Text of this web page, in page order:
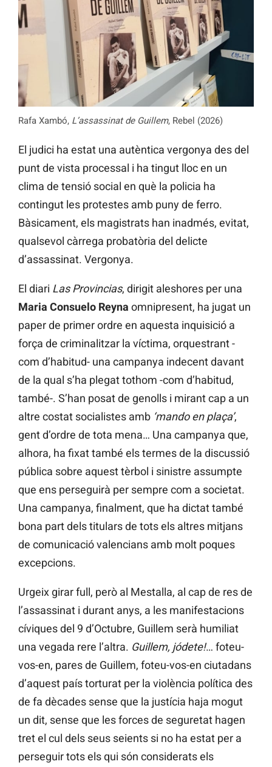
Rafa Xambó, L’assassinat de Guillem, Rebel (2026)
El judici ha estat una autèntica vergonya des del
punt de vista processal i ha tingut lloc en un
clima de tensió social en què la policia ha
contingut les protestes amb puny de ferro.
Bàsicament, els magistrats han inadmés, evitat,
qualsevol càrrega probatòria del delicte
d’assassinat. Vergonya.
El diari Las Provincias, dirigit aleshores per una
Maria Consuelo Reyna omnipresent, ha jugat un
paper de primer ordre en aquesta inquisició a
força de criminalitzar la víctima, orquestrant -
com d’habitud- una campanya indecent davant
de la qual s’ha plegat tothom -com d’habitud,
també-. S’han posat de genolls i mirant cap a un
altre costat socialistes amb ‘mando en plaça’,
gent d’ordre de tota mena… Una campanya que,
alhora, ha fixat també els termes de la discussió
pública sobre aquest tèrbol i sinistre assumpte
que ens perseguirà per sempre com a societat.
Una campanya, finalment, que ha dictat també
bona part dels titulars de tots els altres mitjans
de comunicació valencians amb molt poques
excepcions.
Urgeix girar full, però al Mestalla, al cap de res de
l’assassinat i durant anys, a les manifestacions
cíviques del 9 d’Octubre, Guillem serà humiliat
una vegada rere l’altra. Guillem, jódete!… foteu-
vos-en, pares de Guillem, foteu-vos-en ciutadans
d’aquest país torturat per la violència política des
de fa dècades sense que la justícia haja mogut
un dit, sense que les forces de seguretat hagen
tret el cul dels seus seients si no ha estat per a
perseguir tots els qui són considerats els